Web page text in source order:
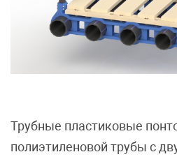
Трубные пластиковые
полиэтиленовой трубы с